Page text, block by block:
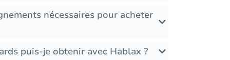
nécessaires pour acheter
puis-je obtenir avec Hablax ?